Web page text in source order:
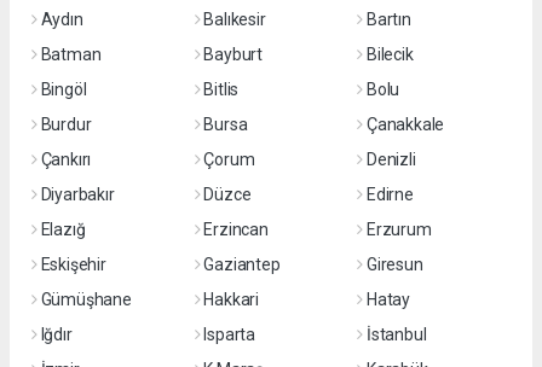
Aydın
Balıkesir
Bartın
Batman
Bayburt
Bilecik
Bingöl
Bitlis
Bolu
Burdur
Bursa
Çanakkale
Çankırı
Çorum
Denizli
Diyarbakır
Düzce
Edirne
Elazığ
Erzincan
Erzurum
Eskişehir
Gaziantep
Giresun
Gümüşhane
Hakkari
Hatay
Iğdır
Isparta
İstanbul